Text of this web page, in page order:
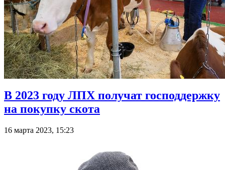
В 2023 году ЛПХ получат господдержку
на покупку скота
16 марта 2023, 15:23